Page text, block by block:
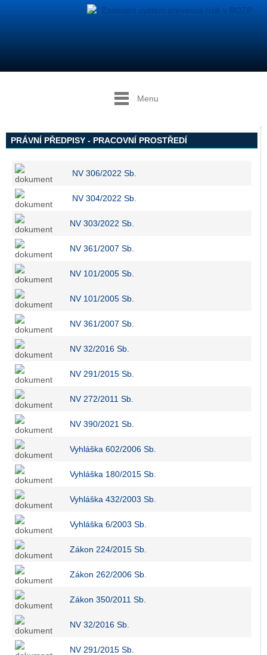
Menu
PRÁVNÍ PŘEDPISY - PRACOVNÍ PROSTŘEDÍ
NV 306/2022 Sb.
NV 304/2022 Sb.
NV 303/2022 Sb.
NV 361/2007 Sb.
NV 101/2005 Sb.
NV 101/2005 Sb.
NV 361/2007 Sb.
NV 32/2016 Sb.
NV 291/2015 Sb.
NV 272/2011 Sb.
NV 390/2021 Sb.
Vyhláška 602/2006 Sb.
Vyhláška 180/2015 Sb.
Vyhláška 432/2003 Sb
Vyhláška 6/2003 Sb.
Zákon 224/2015 Sb.
Zákon 262/2006 Sb
Zákon 350/2011 Sb.
NV 32/2016 Sb.
NV 291/2015 Sb.